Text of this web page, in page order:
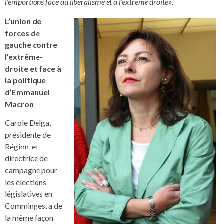
l’emportions face au libéralisme et à l’extrême droite».
L’union de
forces de
gauche contre
l’extrême-
droite et face à
la politique
d’Emmanuel
Macron
Carole Delga,
présidente de
Région, et
directrice de
campagne pour
les élections
législatives en
Comminges, a de
la même façon